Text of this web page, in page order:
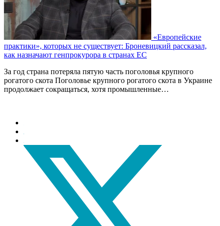
«Европейские
практики», которых не существует: Броневицкий рассказал,
как назначают генпрокурора в странах ЕС
За год страна потеряла пятую часть поголовья крупного
рогатого скота Поголовье крупного рогатого скота в Украине
продолжает сокращаться, хотя промышленные…